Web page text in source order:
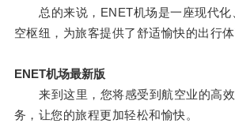
总的来说，ENET机场是一座现代化
空枢纽，为旅客提供了舒适愉快的出行体
ENET机场最新版
来到这里，您将感受到航空业的高效
务，让您的旅程更加轻松和愉快。